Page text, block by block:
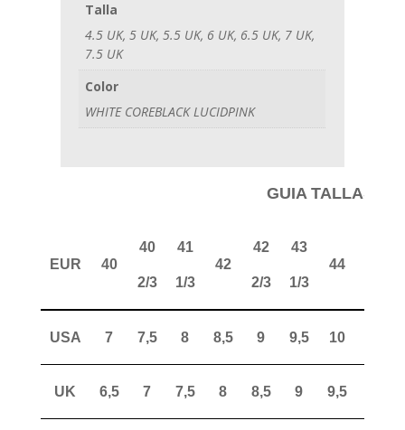
Talla
4.5 UK, 5 UK, 5.5 UK, 6 UK, 6.5 UK, 7 UK,
7.5 UK
Color
WHITE COREBLACK LUCIDPINK
GUIA TALLAS
EUR 40
40
2/3
41
1/3
42
42
2/3
43
1/3
44
USA 7 7,5 8 8,5 9 9,5 10
UK 6,5 7 7,5 8 8,5 9 9,5